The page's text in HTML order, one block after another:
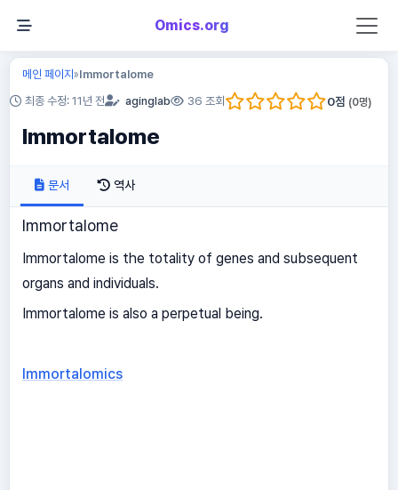
Omics.org
메인 페이지»Immortalome
최종 수정: 11년 전 aginglab 36 조회 0점 (0명)
Immortalome
문서 역사
Immortalome
Immortalome is the totality of genes and subsequent
organs and individuals.
Immortalome is also a perpetual being.
Immortalomics